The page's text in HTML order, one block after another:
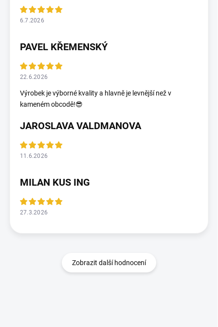
6.7.2026
PAVEL KŘEMENSKÝ
22.6.2026
Výrobek je výborné kvality a hlavně je levnější než v
kameném obcodě!😎
JAROSLAVA VALDMANOVA
11.6.2026
MILAN KUS ING
27.3.2026
Zobrazit další hodnocení